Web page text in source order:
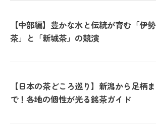
【中部編】豊かな水と伝統が育む「伊勢
茶」と「新城茶」の競演
【日本の茶どころ巡り】新潟から足柄ま
で！各地の個性が光る銘茶ガイド